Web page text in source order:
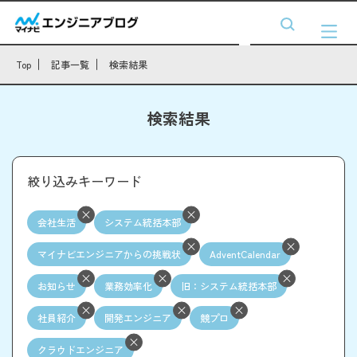
Top 記事一覧 検索結果
検索結果
絞り込みキーワード
会社生活 システム統括本部
マイナビエンジニアからの挑戦状 AdventCalendar
お知らせ 業務効率化 旧：システム統括本部
社員紹介 開発エンジニア 競プロ
クラウドエンジニア